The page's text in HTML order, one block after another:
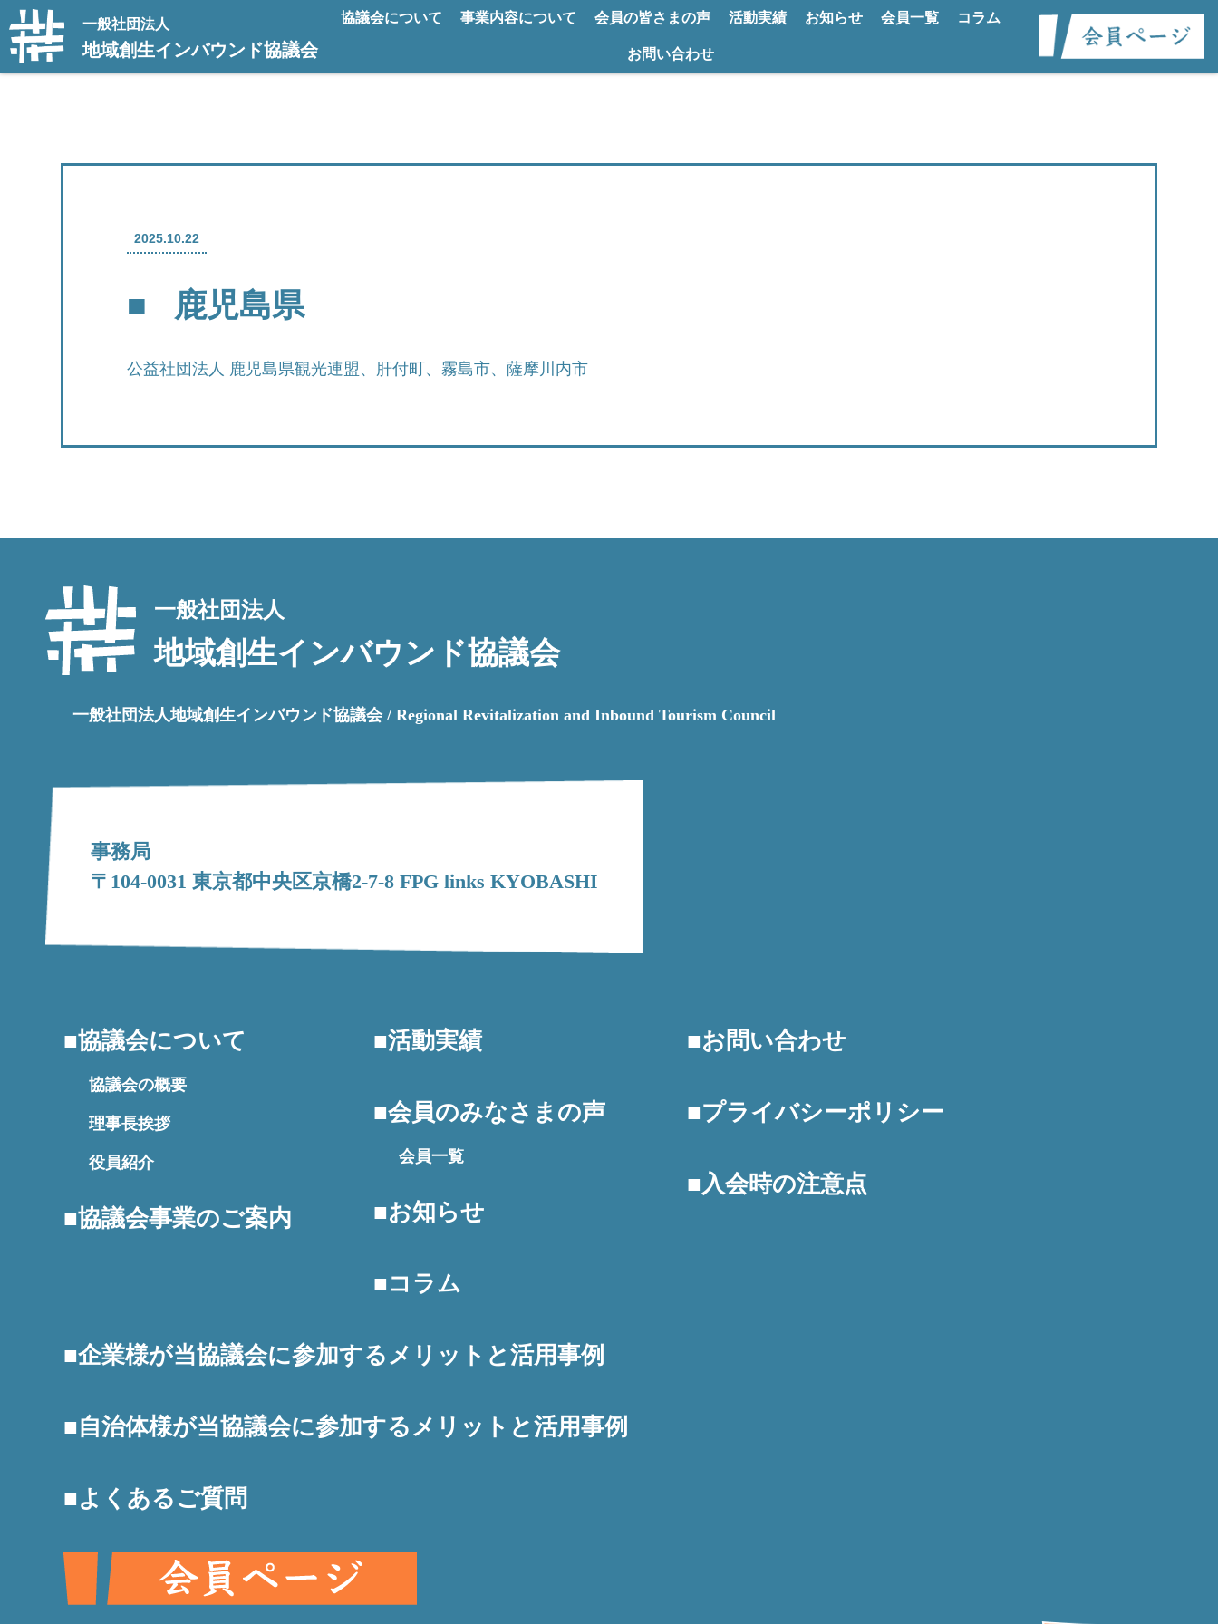
一般社団法人
地域創生インバウンド協議会
協議会について 事業内容について 会員の皆さまの声 活動実績 お知らせ 会員一覧 コラム
お問い合わせ
2025.10.22
鹿児島県
公益社団法人 鹿児島県観光連盟、肝付町、霧島市、薩摩川内市
一般社団法人
地域創生インバウンド協議会
一般社団法人地域創生インバウンド協議会 / Regional Revitalization and Inbound Tourism Council
事務局
〒104-0031 東京都中央区京橋2-7-8 FPG links KYOBASHI
協議会について
協議会の概要
理事長挨拶
役員紹介
協議会事業のご案内
活動実績
会員のみなさまの声
会員一覧
お知らせ
コラム
お問い合わせ
プライバシーポリシー
入会時の注意点
企業様が当協議会に参加するメリットと活用事例
自治体様が当協議会に参加するメリットと活用事例
よくあるご質問